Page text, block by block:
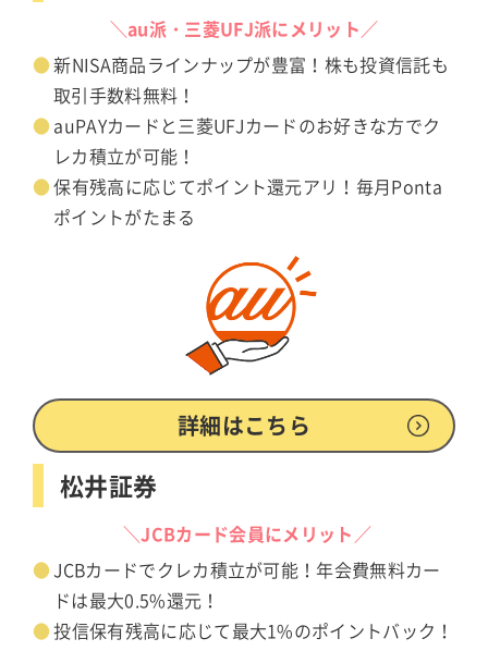
＼au派・三菱UFJ派にメリット／
新NISA商品ラインナップが豊富！株も投資信託も
取引手数料無料！
auPAYカードと三菱UFJカードのお好きな方でク
レカ積立が可能！
保有残高に応じてポイント還元アリ！毎月Ponta
ポイントがたまる
詳細はこちら
松井証券
＼JCBカード会員にメリット／
JCBカードでクレカ積立が可能！年会費無料カー
ドは最大0.5%還元！
投信保有残高に応じて最大1%のポイントバック！